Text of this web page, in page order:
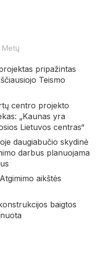
Metų
pripažintas
Teismo
centro projekto
„Kaunas yra
Lietuvos centras“
daugiabučio skydinė
darbus planuojama
aikštės
baigtos